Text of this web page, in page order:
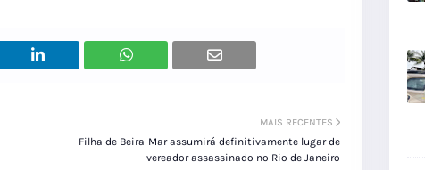
MAIS RECENTES
Filha de Beira-Mar assumirá definitivamente lugar de
vereador assassinado no Rio de Janeiro